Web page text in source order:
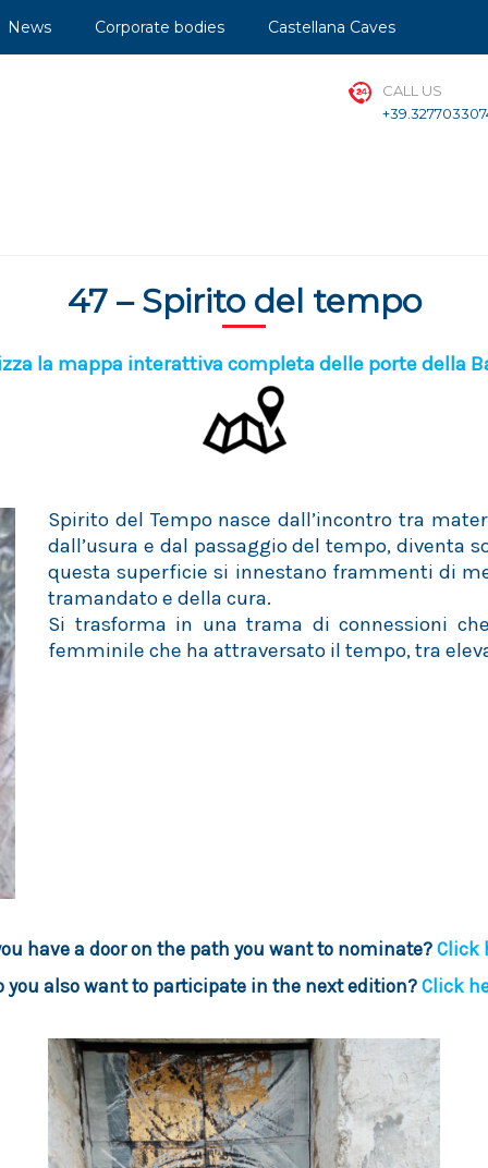
News Corporate bodies Castellana Caves
CALL US
47 – Spirito del tempo
la mappa interattiva completa delle porte della
Spirito del Tempo nasce dall’incontro tra
dall’usura e dal passaggio del tempo, diventa
questa superficie si innestano frammenti di
tramandato e della cura.
Si trasforma in una trama di connessioni
femminile che ha attraversato il tempo, tra
have a door on the path you want to nominate? Click
you also want to participate in the next edition? Click